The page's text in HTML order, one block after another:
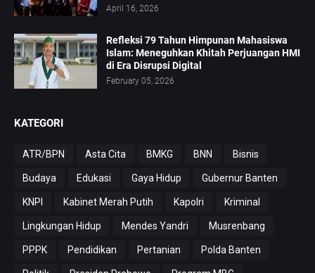
April 16, 2026
Refleksi 79 Tahun Himpunan Mahasiswa
Islam: Meneguhkan Khitah Perjuangan HMI
di Era Disrupsi Digital
February 05, 2026
KATEGORI
ATR/BPN Asta Cita BMKG BNN Bisnis
Budaya Edukasi Gaya Hidup Gubernur Banten
KNPI Kabinet Merah Putih Kapolri Kriminal
Lingkungan Hidup Mendes Yandri Musrenbang
PPPK Pendidikan Pertanian Polda Banten